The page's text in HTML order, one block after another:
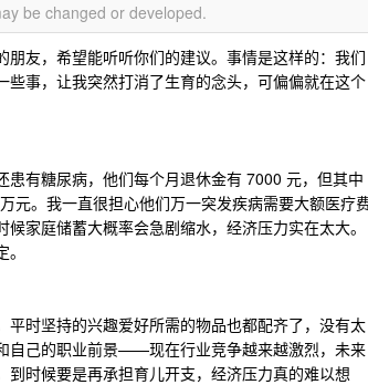
be changed or developed.
友，希望能听听你们的建议。事情是这样的：我们
事，让我突然打消了生育的念头，可偏偏就在这个
有糖尿病，他们每个月退休金有 7000 元，但其中
元。我一直很担心他们万一突发疾病需要大额医疗
家庭储蓄大概率会急剧缩水，经济压力实在太大。
时坚持的兴趣爱好所需的物品也都配齐了，没有太
自己的职业前景——现在行业竞争越来越激烈，未来
时候要是再承担育儿开支，经济压力真的难以想